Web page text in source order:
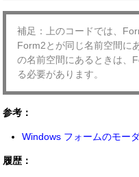
補足：上のコードでは、
Form2とが同じ名前空間に
の名前空間にあるときは、
る必要があります。
参考：
Windows フォームのモー
履歴：